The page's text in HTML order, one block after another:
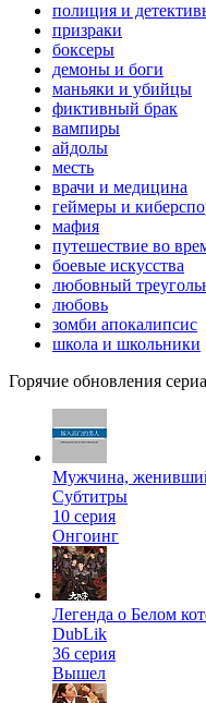
полиция и
призраки
боксеры
демоны и боги
маньяки и убийцы
фиктивный брак
вампиры
айдолы
месть
врачи и медицина
геймеры и
мафия
путешествие во
боевые искусства
любовный
любовь
зомби апокалипсис
школа и школьники
Горячие обновления
Мужчина,
Субтитры
10 серия
Онгоинг
Легенда о Белом
DubLik
36 серия
Вышел